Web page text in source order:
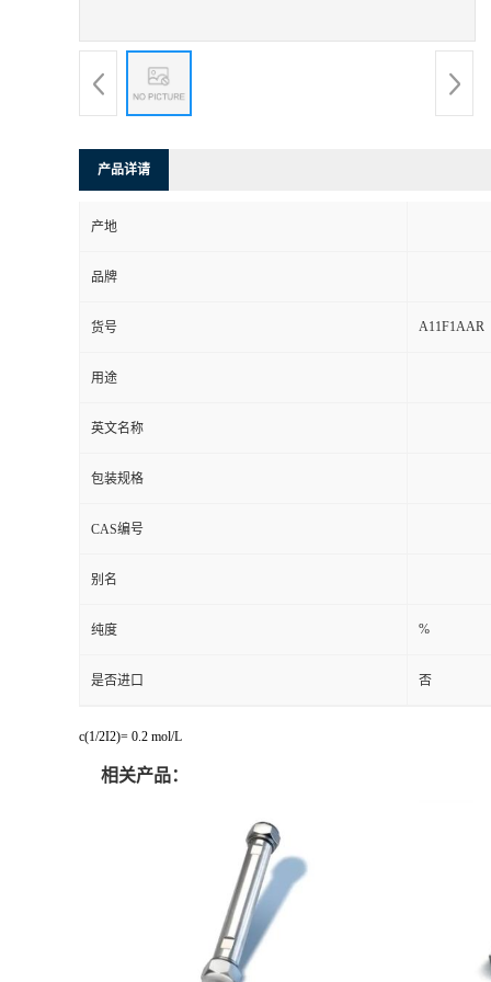
产品详请
产地
品牌
货号 A11F1AAR
用途
英文名称
包装规格
CAS编号
别名
纯度 %
是否进口 否
c(1/2I2)= 0.2 mol/L
相关产品：